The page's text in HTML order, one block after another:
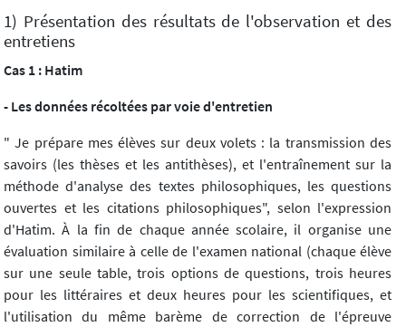
1) Présentation des résultats de l'observation et des
entretiens
Cas 1 : Hatim
- Les données récoltées par voie d'entretien
" Je prépare mes élèves sur deux volets : la transmission des
savoirs (les thèses et les antithèses), et l'entraînement sur la
méthode d'analyse des textes philosophiques, les questions
ouvertes et les citations philosophiques", selon l'expression
d'Hatim. À la fin de chaque année scolaire, il organise une
évaluation similaire à celle de l'examen national (chaque élève
sur une seule table, trois options de questions, trois heures
pour les littéraires et deux heures pour les scientifiques, et
l'utilisation du même barème de correction de l'épreuve